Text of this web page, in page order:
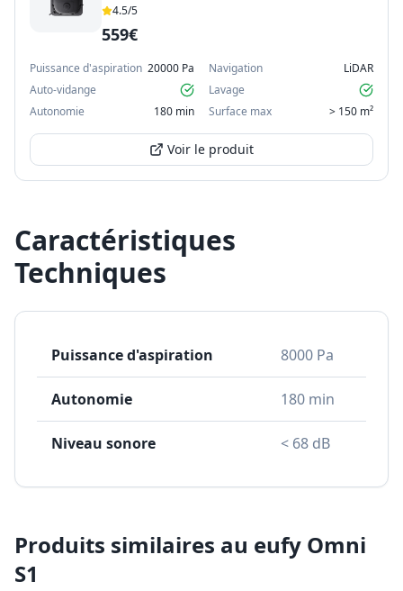
4.5/5
559€
Puissance d'aspiration 20000 Pa Navigation
LiDAR
Auto-vidange
Lavage
Autonomie
180 min Surface max > 150 m²
Voir le produit
Caractéristiques
Techniques
Puissance d'aspiration 8000 Pa
Autonomie 180 min
Niveau sonore < 68 dB
Produits similaires au eufy Omni
S1